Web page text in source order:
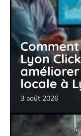
Lyon
locale à
3 août 2026